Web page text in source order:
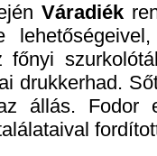
Váradiék
főnyi
drukkerhad.
állás. Fodor